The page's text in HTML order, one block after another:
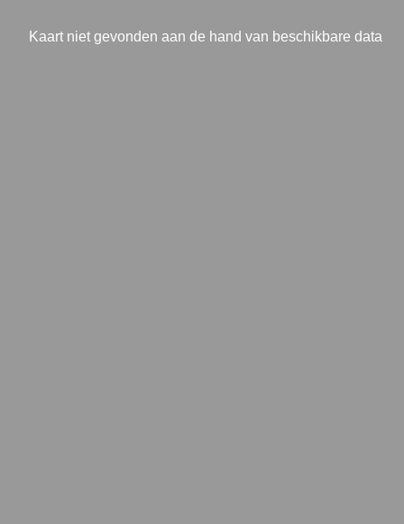
Kaart niet gevonden aan de hand van beschikbare data